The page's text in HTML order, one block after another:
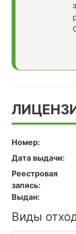
Номер:
Дата выдачи:
Реестровая
запись:
Выдан:
Виды